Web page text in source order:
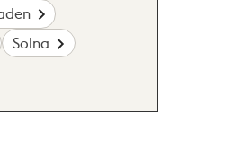
Solna